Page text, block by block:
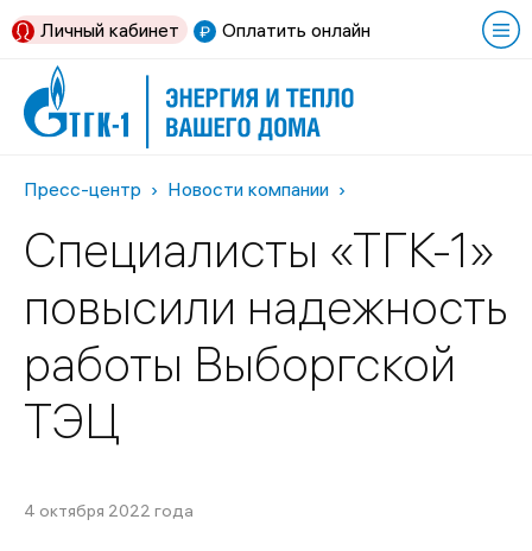
Оплатить онлайн
Личный кабинет
Пресс-центр Новости компании
Специалисты «ТГК-1»
повысили надежность
работы Выборгской
ТЭЦ
4 октября 2022 года